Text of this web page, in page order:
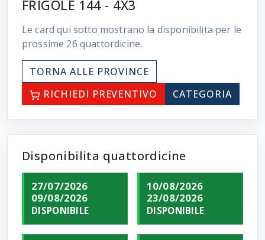
FRIGOLE 144 - 4X3
Le card qui sotto mostrano la disponibilita per le
prossime 26 quattordicine.
TORNA ALLE PROVINCE
RICHIEDI PREVENTIVO
CATEGORIA
Disponibilita quattordicine
27/07/2026
09/08/2026
DISPONIBILE
10/08/2026
23/08/2026
DISPONIBILE